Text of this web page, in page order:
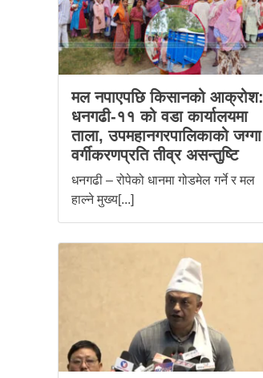
मल नपाएपछि किसानको आक्रोश:
धनगढी-११ को वडा कार्यालयमा
ताला, उपमहानगरपालिकाको जग्गा
वर्गीकरणप्रति तीव्र असन्तुष्टि
धनगढी – रोपेको धानमा गोडमेल गर्ने र मल
हाल्ने मुख्य[...]